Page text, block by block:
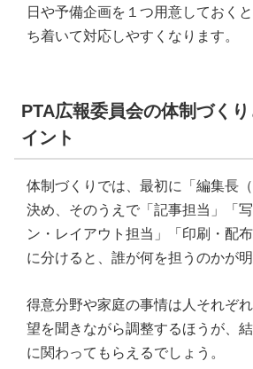
日や予備企画を１つ用意しておく
ち着いて対応しやすくなります。
PTA広報委員会の体制づく
イント
体制づくりでは、最初に「編集長
決め、そのうえで「記事担当」「
ン・レイアウト担当」「印刷・配
に分けると、誰が何を担うのかが明
得意分野や家庭の事情は人それぞ
望を聞きながら調整するほうが、
に関わってもらえるでしょう。